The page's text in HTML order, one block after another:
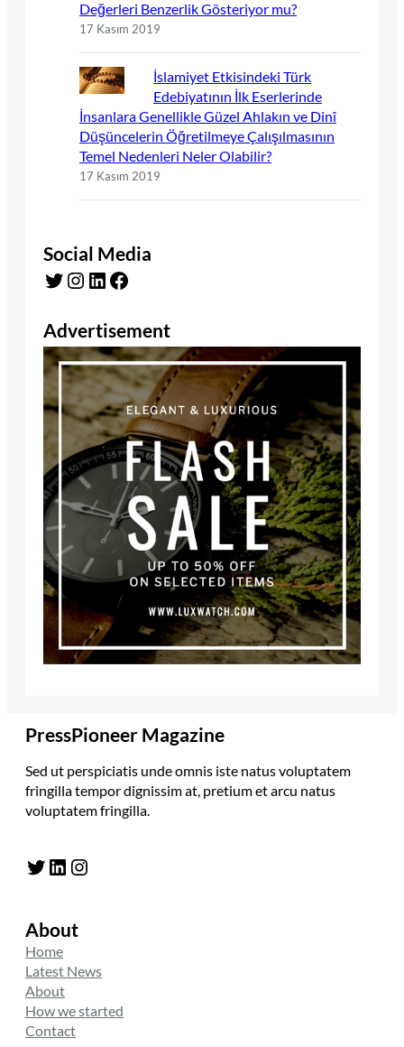
Değerleri Benzerlik Gösteriyor mu?
17 Kasım 2019
İslamiyet Etkisindeki Türk
Edebiyatının İlk Eserlerinde
İnsanlara Genellikle Güzel Ahlakın ve Dinî
Düşüncelerin Öğretilmeye Çalışılmasının
Temel Nedenleri Neler Olabilir?
17 Kasım 2019
Social Media
Twitter Instagram LinkedIn Facebook
Advertisement
PressPioneer Magazine
Sed ut perspiciatis unde omnis iste natus voluptatem
fringilla tempor dignissim at, pretium et arcu natus
voluptatem fringilla.
Twitter LinkedIn Instagram
About
Home
Latest News
About
How we started
Contact